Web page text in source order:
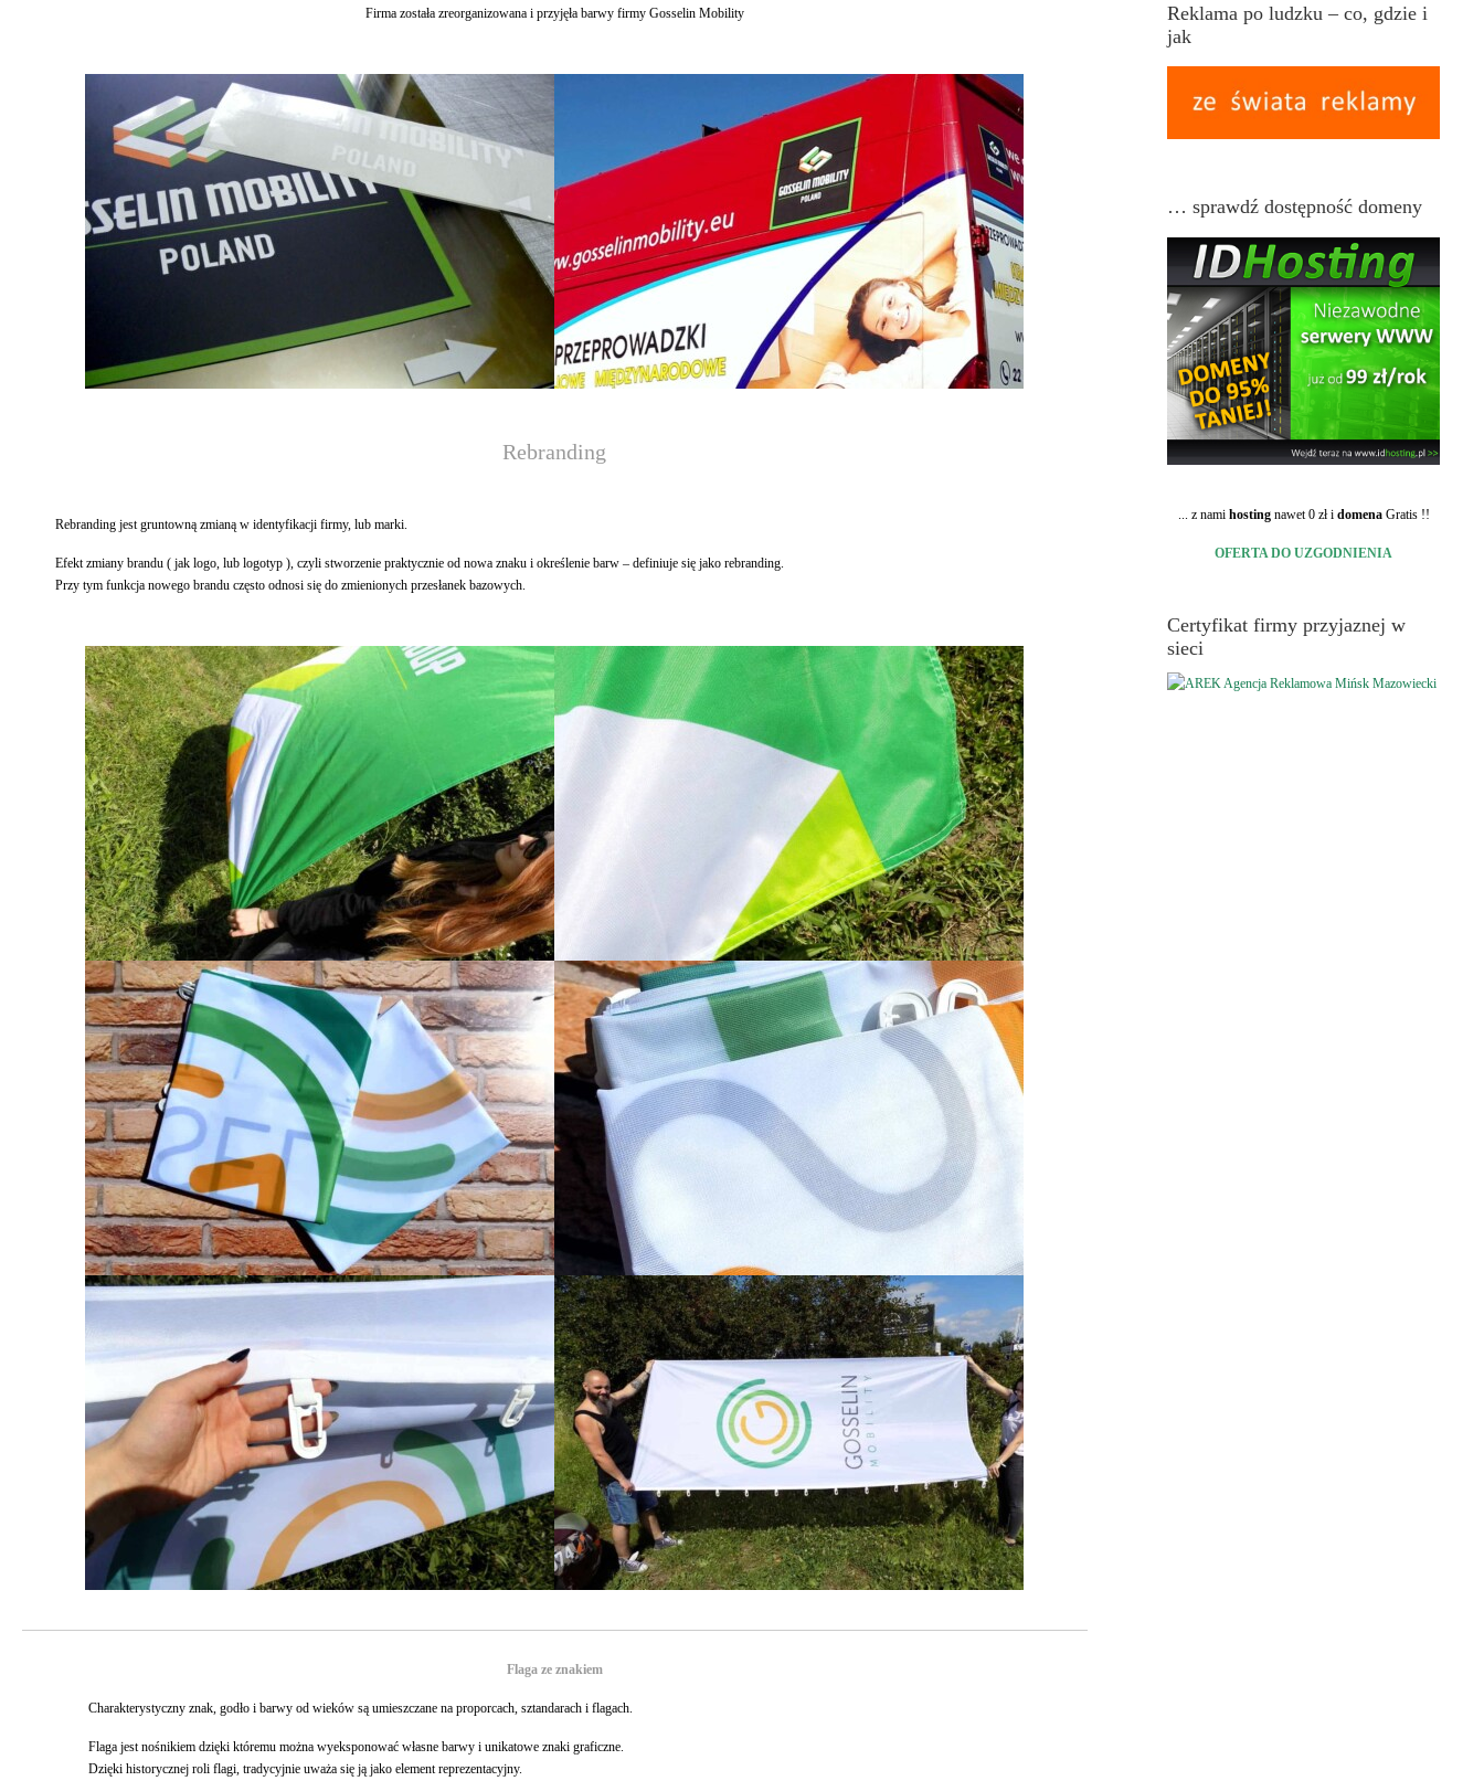
Firma została zreorganizowana i przyjęła barwy firmy Gosselin Mobility
Rebranding
Rebranding jest gruntowną zmianą w identyfikacji firmy, lub marki.
Efekt zmiany brandu ( jak logo, lub logotyp ), czyli stworzenie praktycznie od nowa znaku i określenie barw – definiuje się jako rebranding.
Przy tym funkcja nowego brandu często odnosi się do zmienionych przesłanek bazowych.
Flaga ze znakiem
Charakterystyczny znak, godło i barwy od wieków są umieszczane na proporcach, sztandarach i flagach.
Flaga jest nośnikiem dzięki któremu można wyeksponować własne barwy i unikatowe znaki graficzne.
Dzięki historycznej roli flagi, tradycyjnie uważa się ją jako element reprezentacyjny.
Reklama po ludzku – co, gdzie i
jak
… sprawdź dostępność domeny
... z nami hostingnawet 0 zł i domenaGratis !!
OFERTA DO UZGODNIENIA
Certyfikat firmy przyjaznej w
sieci